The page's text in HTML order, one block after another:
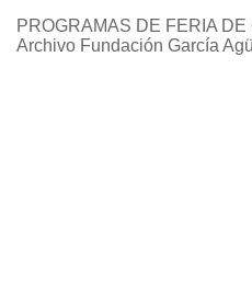
PROGRAMAS DE FERIA
Archivo Fundación García